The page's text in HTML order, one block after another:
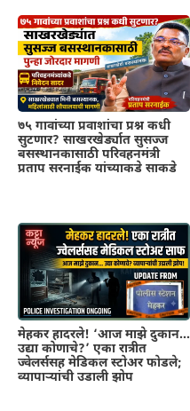
७५ गावांच्या प्रवाशांचा प्रश्न कधी
सुटणार? साखरखेर्ड्यात सुसज्ज
बसस्थानकासाठी परिवहनमंत्री
प्रताप सरनाईक यांच्याकडे साकडे
मेहकर हादरले! ‘आज माझे दुकान…
उद्या कोणाचे?’ एका रात्रीत
ज्वेलर्ससह मेडिकल स्टोअर फोडले;
व्यापाऱ्यांची उडाली झोप